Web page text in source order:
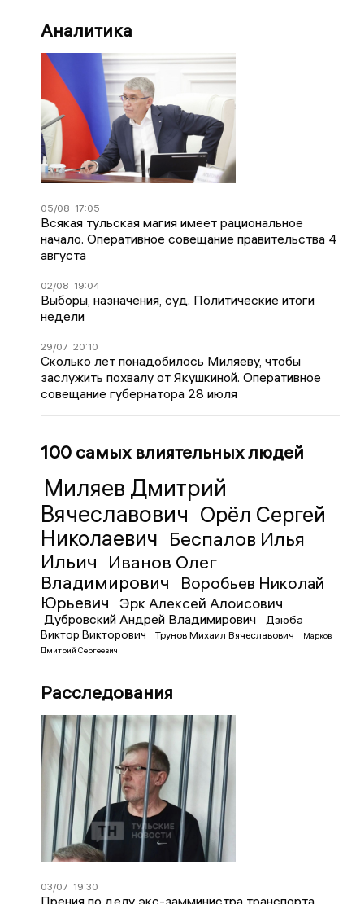
Аналитика
05/08 17:05
Всякая тульская магия имеет рациональное
начало. Оперативное совещание правительства 4
августа
02/08 19:04
Выборы, назначения, суд. Политические итоги
недели
29/07 20:10
Сколько лет понадобилось Миляеву, чтобы
заслужить похвалу от Якушкиной. Оперативное
совещание губернатора 28 июля
100 самых влиятельных людей
Миляев Дмитрий
Вячеславович Орёл Сергей
Николаевич Беспалов Илья
Ильич
Иванов Олег
Владимирович
Воробьев Николай
Юрьевич
Эрк Алексей Алоисович
Дубровский Андрей Владимирович
Дзюба
Виктор Викторович
Трунов Михаил Вячеславович
Марков
Дмитрий Сергеевич
Расследования
03/07 19:30
Прения по делу экс-замминистра транспорта